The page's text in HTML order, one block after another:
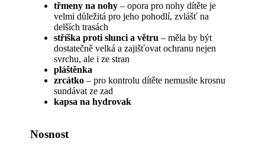
třmeny na nohy – opora pro nohy dítěte je
velmi důležitá pro jeho pohodlí, zvlášť na
delších trasách
stříška proti slunci a větru – měla by být
dostatečně velká a zajišťovat ochranu nejen
svrchu, ale i ze stran
pláštěnka
zrcátko – pro kontrolu dítěte nemusíte krosnu
sundávat ze zad
kapsa na hydrovak
Nosnost